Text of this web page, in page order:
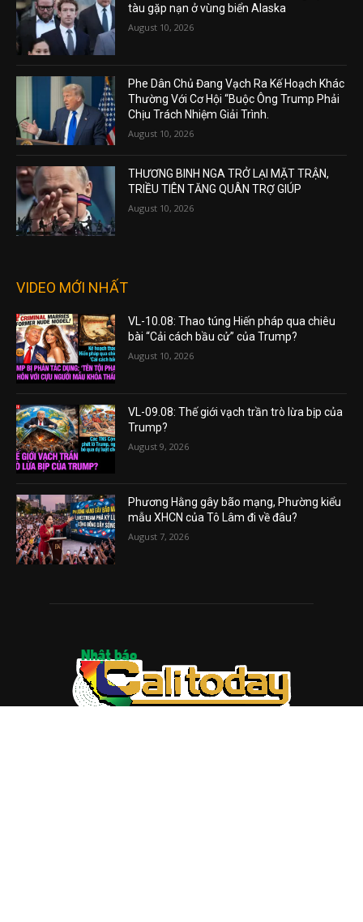
tàu gặp nạn ở vùng biển Alaska
August 10, 2026
Phe Dân Chủ Đang Vạch Ra Kế Hoạch Khác
Thường Với Cơ Hội “Buộc Ông Trump Phải
Chịu Trách Nhiệm Giải Trình.
August 10, 2026
THƯƠNG BINH NGA TRỞ LẠI MẶT TRẬN,
TRIỀU TIÊN TĂNG QUÂN TRỢ GIÚP
August 10, 2026
VIDEO MỚI NHẤT
VL-10.08: Thao túng Hiến pháp qua chiêu
bài “Cải cách bầu cử” của Trump?
August 10, 2026
VL-09.08: Thế giới vạch trần trò lừa bịp của
Trump?
August 9, 2026
Phương Hằng gây bão mạng, Phường kiểu
mẫu XHCN của Tô Lâm đi về đâu?
August 7, 2026